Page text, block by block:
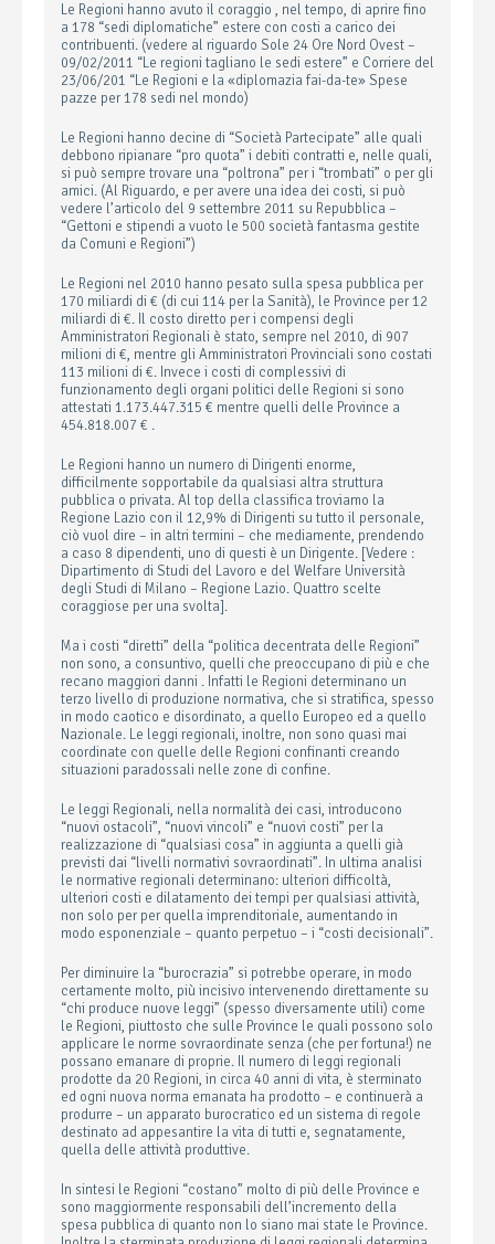
Le Regioni hanno avuto il coraggio , nel tempo, di aprire fino
a 178 “sedi diplomatiche” estere con costi a carico dei
contribuenti. (vedere al riguardo Sole 24 Ore Nord Ovest –
09/02/2011 “Le regioni tagliano le sedi estere” e Corriere del
23/06/201 “Le Regioni e la «diplomazia fai-da-te» Spese
pazze per 178 sedi nel mondo)
Le Regioni hanno decine di “Società Partecipate” alle quali
debbono ripianare “pro quota” i debiti contratti e, nelle quali,
si può sempre trovare una “poltrona” per i “trombati” o per gli
amici. (Al Riguardo, e per avere una idea dei costi, si può
vedere l’articolo del 9 settembre 2011 su Repubblica –
“Gettoni e stipendi a vuoto le 500 società fantasma gestite
da Comuni e Regioni”)
Le Regioni nel 2010 hanno pesato sulla spesa pubblica per
170 miliardi di € (di cui 114 per la Sanità), le Province per 12
miliardi di €. Il costo diretto per i compensi degli
Amministratori Regionali è stato, sempre nel 2010, di 907
milioni di €, mentre gli Amministratori Provinciali sono costati
113 milioni di €. Invece i costi di complessivi di
funzionamento degli organi politici delle Regioni si sono
attestati 1.173.447.315 € mentre quelli delle Province a
454.818.007 € .
Le Regioni hanno un numero di Dirigenti enorme,
difficilmente sopportabile da qualsiasi altra struttura
pubblica o privata. Al top della classifica troviamo la
Regione Lazio con il 12,9% di Dirigenti su tutto il personale,
ciò vuol dire – in altri termini – che mediamente, prendendo
a caso 8 dipendenti, uno di questi è un Dirigente. [Vedere :
Dipartimento di Studi del Lavoro e del Welfare Università
degli Studi di Milano – Regione Lazio. Quattro scelte
coraggiose per una svolta].
Ma i costi “diretti” della “politica decentrata delle Regioni”
non sono, a consuntivo, quelli che preoccupano di più e che
recano maggiori danni . Infatti le Regioni determinano un
terzo livello di produzione normativa, che si stratifica, spesso
in modo caotico e disordinato, a quello Europeo ed a quello
Nazionale. Le leggi regionali, inoltre, non sono quasi mai
coordinate con quelle delle Regioni confinanti creando
situazioni paradossali nelle zone di confine.
Le leggi Regionali, nella normalità dei casi, introducono
“nuovi ostacoli”, “nuovi vincoli” e “nuovi costi” per la
realizzazione di “qualsiasi cosa” in aggiunta a quelli già
previsti dai “livelli normativi sovraordinati”. In ultima analisi
le normative regionali determinano: ulteriori difficoltà,
ulteriori costi e dilatamento dei tempi per qualsiasi attività,
non solo per per quella imprenditoriale, aumentando in
modo esponenziale – quanto perpetuo – i “costi decisionali”.
Per diminuire la “burocrazia” si potrebbe operare, in modo
certamente molto, più incisivo intervenendo direttamente su
“chi produce nuove leggi” (spesso diversamente utili) come
le Regioni, piuttosto che sulle Province le quali possono solo
applicare le norme sovraordinate senza (che per fortuna!) ne
possano emanare di proprie. Il numero di leggi regionali
prodotte da 20 Regioni, in circa 40 anni di vita, è sterminato
ed ogni nuova norma emanata ha prodotto – e continuerà a
produrre – un apparato burocratico ed un sistema di regole
destinato ad appesantire la vita di tutti e, segnatamente,
quella delle attività produttive.
In sintesi le Regioni “costano” molto di più delle Province e
sono maggiormente responsabili dell’incremento della
spesa pubblica di quanto non lo siano mai state le Province.